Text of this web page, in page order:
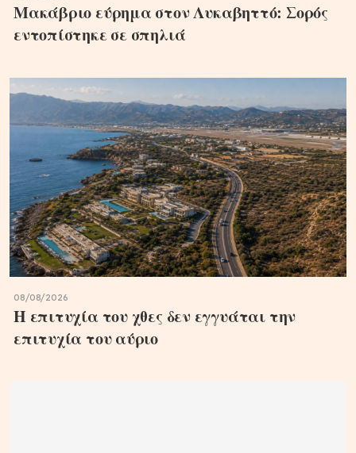
Μακάβριο εύρημα στον Λυκαβηττό: Σορός
εντοπίστηκε σε σπηλιά
08/08/2026
Η επιτυχία του χθες δεν εγγυάται την
επιτυχία του αύριο